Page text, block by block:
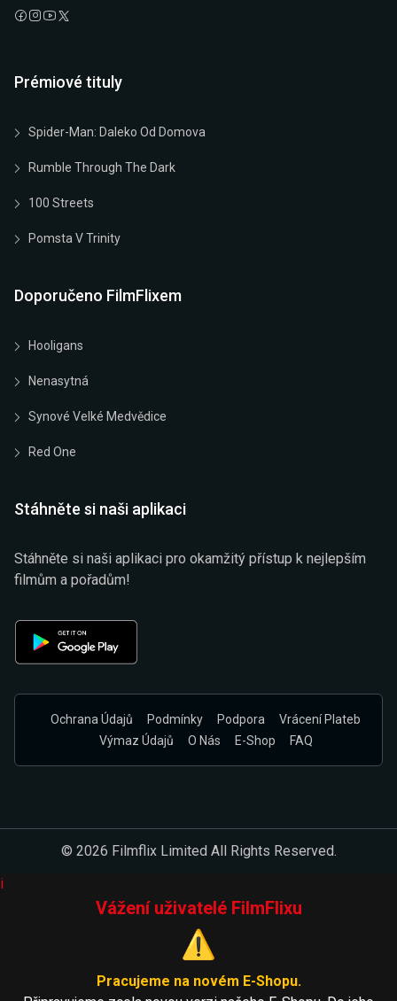
Prémiové tituly
Spider-Man: Daleko Od Domova
Rumble Through The Dark
100 Streets
Pomsta V Trinity
Doporučeno FilmFlixem
Hooligans
Nenasytná
Synové Velké Medvědice
Red One
Stáhněte si naši aplikaci
Stáhněte si naši aplikaci pro okamžitý přístup k nejlepším
filmům a pořadům!
Ochrana Údajů Podmínky Podpora
Vrácení Plateb
Výmaz Údajů
O Nás E-Shop FAQ
© 2026 Filmflix Limited All Rights Reserved.
i
Vážení uživatelé FilmFlixu
⚠️
Pracujeme na novém E-Shopu.